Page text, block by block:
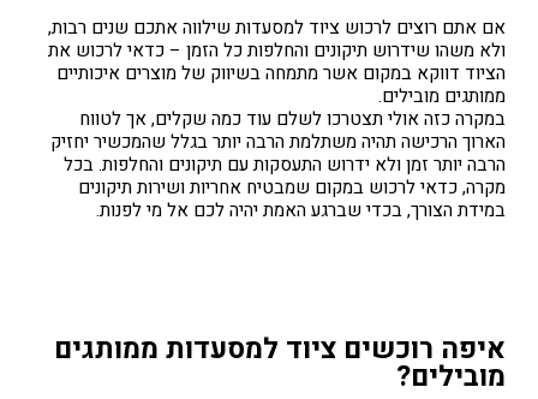
אם אתם רוצים לרכוש ציוד למסעדות שילווה אתכם שנים רבות,
ולא משהו שידרוש תיקונים והחלפות כל הזמן – כדאי לרכוש את
הציוד דווקא במקום אשר מתמחה בשיווק של מוצרים איכותיים
ממותגים מובילים.
במקרה כזה אולי תצטרכו לשלם עוד כמה שקלים, אך לטווח
הארוך הרכישה תהיה משתלמת הרבה יותר בגלל שהמכשיר יחזיק
הרבה יותר זמן ולא ידרוש התעסקות עם תיקונים והחלפות. בכל
מקרה, כדאי לרכוש במקום שמבטיח אחריות ושירות תיקונים
במידת הצורך, בכדי שברגע האמת יהיה לכם אל מי לפנות.
איפה רוכשים ציוד למסעדות ממותגים
מובילים?